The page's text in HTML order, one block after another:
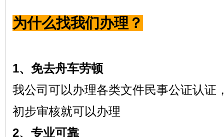
为什么找我们办理？
1、免去舟车劳顿
我公司可以办理各类文件民事公证认证
初步审核就可以办理
2、专业可靠